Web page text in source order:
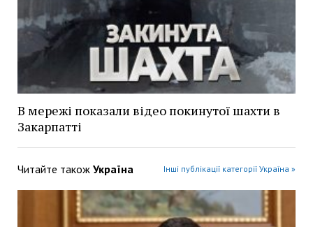
В мережі показали відео покинутої шахти в
Закарпатті
Читайте також Україна Інші публікації категорії Україна »